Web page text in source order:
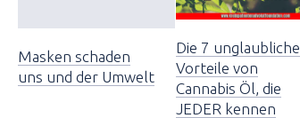
Masken schaden
uns und der Umwelt
Die 7 unglaubliche
Vorteile von
Cannabis Öl, die
JEDER kennen